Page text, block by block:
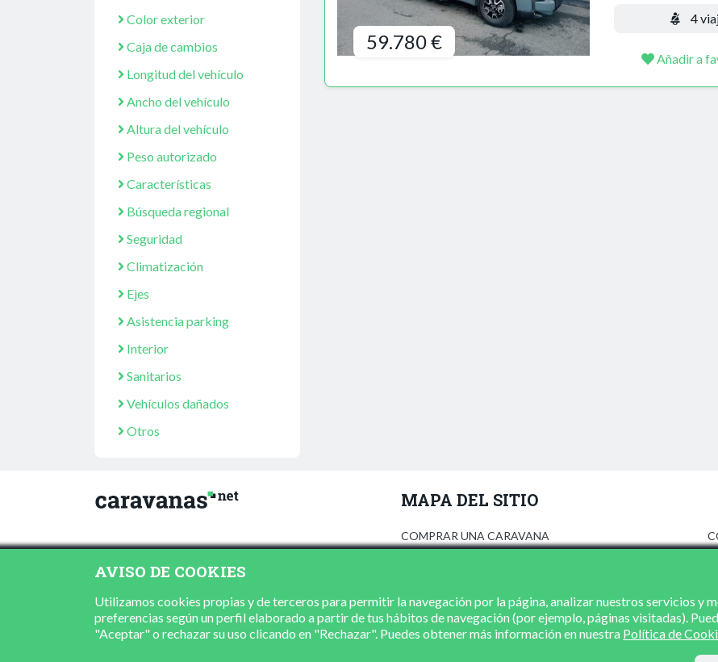
Color exterior
Caja de cambios
Longitud del vehículo
Ancho del vehículo
Altura del vehículo
Peso autorizado
Características
Búsqueda regional
Seguridad
Climatización
Ejes
Asistencia parking
Interior
Sanitarios
Vehículos dañados
Otros
59.780 €
4
Añadir a
MAPA DEL SITIO
COMPRAR UNA CARAVANA
CONCESIONARIOS
CONTACTO
AVISO DE COOKIES
Utilizamos cookies propias y de terceros para permitir la navegación por la página, analizar nuestros servicios y
preferencias según un perfil elaborado a partir de tus hábitos de navegación (por ejemplo, páginas visitadas).
"Aceptar" o rechazar su uso clicando en "Rechazar". Puedes obtener más información en nuestra Política de